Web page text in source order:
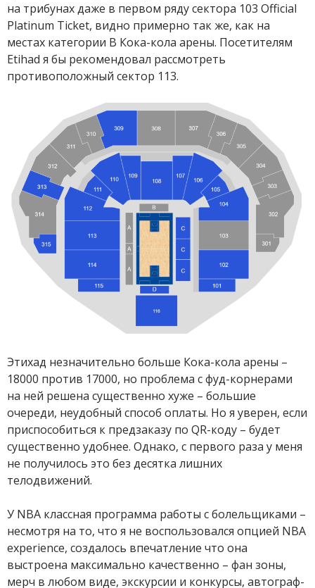
на трибунах даже в первом ряду сектора 103 Official
Platinum Ticket, видно примерно так же, как на
местах категории B Кока-кола арены. Посетителям
Etihad я бы рекомендовал рассмотреть
противоположный сектор 113.
Этихад незначительно больше Кока-кола арены –
18000 против 17000, но проблема с фуд-корнерами
на ней решена существенно хуже – большие
очереди, неудобный способ оплаты. Но я уверен, если
приспособиться к предзаказу по QR-коду – будет
существенно удобнее. Однако, с первого раза у меня
не получилось это без десятка лишних
телодвижений.
У NBA классная программа работы с болельщиками –
несмотря на то, что я не воспользовался опцией NBA
experience, создалось впечатление что она
выстроена максимально качественно – фан зоны,
мерч в любом виде, экскурсии и конкурсы, автограф-